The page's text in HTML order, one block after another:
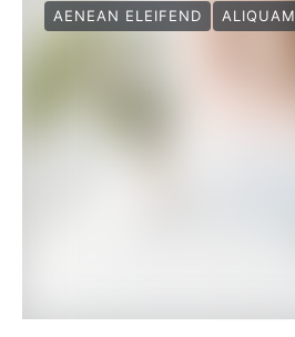
AENEAN ELEIFEND ALIQUAM